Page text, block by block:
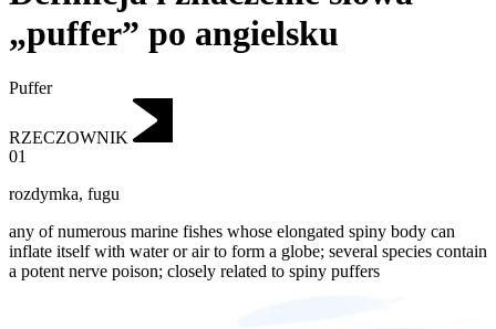
„puffer” po angielsku
Puffer
RZECZOWNIK
01
rozdymka, fugu
any of numerous marine fishes whose elongated spiny body can
inflate itself with water or air to form a globe; several species contain
a potent nerve poison; closely related to spiny puffers